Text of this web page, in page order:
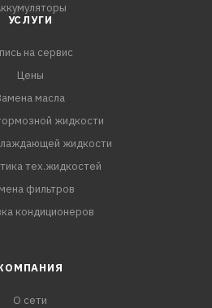
УСЛУГИ
на сервис
Цены
масла
жидкости
жидкости
тех.жидкостей
фильтров
кондиционеров
О сети